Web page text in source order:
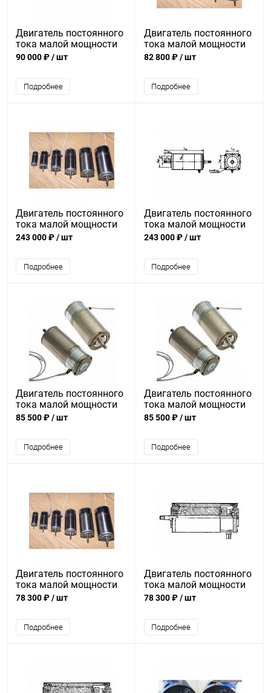
Двигатель постоянного
тока малой мощности
ДПР-62-Н5-01
90 000 ₽/ шт
Подробнее
Двигатель постоянного
тока малой мощности
ДПР-2-Ф2-13
82 800 ₽/ шт
Подробнее
Двигатель постоянного
тока малой мощности
ДПР-72-Ф4-01
243 000 ₽/ шт
Подробнее
Двигатель постоянного
тока малой мощности
ДПР-72-Н5-21
243 000 ₽/ шт
Подробнее
Двигатель постоянного
тока малой мощности
ДПР-52-Н2-01
85 500 ₽/ шт
Подробнее
Двигатель постоянного
тока малой мощности
ДПР-52-Н1-07А
85 500 ₽/ шт
Подробнее
Двигатель постоянного
тока малой мощности
ДПР-32-Н2-07
78 300 ₽/ шт
Подробнее
Двигатель постоянного
тока малой мощности
ДПР-32-Н1-02
78 300 ₽/ шт
Подробнее